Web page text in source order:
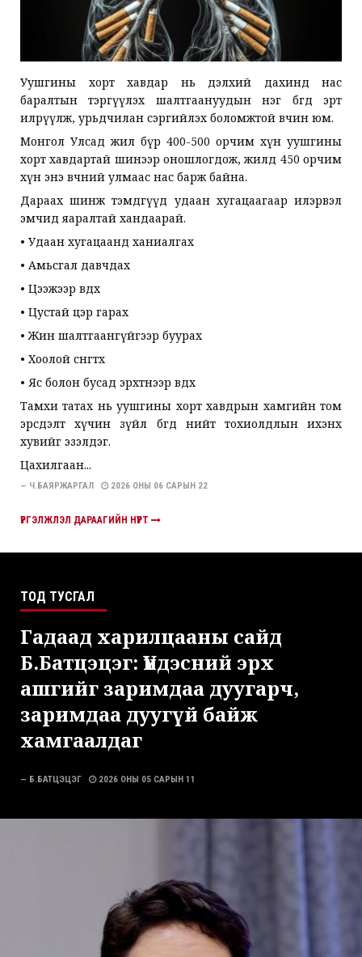
Уушгины хорт хавдар нь дэлхий дахинд нас
баралтын тэргүүлэх шалтгаануудын нэг бөгөөд эрт
илрүүлж, урьдчилан сэргийлэх боломжтой өвчин юм.
Монгол Улсад жил бүр 400-500 орчим хүн уушгины
хорт хавдартай шинээр оношлогдож, жилд 450 орчим
хүн энэ өвчний улмаас нас барж байна.
Дараах шинж тэмдгүүд удаан хугацаагаар илэрвэл
эмчид яаралтай хандаарай.
• Удаан хугацаанд ханиалгах
• Амьсгал давчдах
• Цээжээр өвдөх
• Цустай цэр гарах
• Жин шалтгаангүйгээр буурах
• Хоолой сөөнгөтөх
• Яс болон бусад эрхтнээр өвдөх
Тамхи татах нь уушгины хорт хавдрын хамгийн том
эрсдэлт хүчин зүйл бөгөөд нийт тохиолдлын ихэнх
хувийг эзэлдэг.
Цахилгаан...
— Ч.БАЯРЖАРГАЛ 2026 ОНЫ 06 САРЫН 22
ҮРГЭЛЖЛЭЛ ДАРААГИЙН НҮҮРТ
ТОД ТУСГАЛ
Гадаад харилцааны сайд
Б.Батцэцэг: Үндэсний эрх
ашгийг заримдаа дуугарч,
заримдаа дуугүй байж
хамгаалдаг
— Б.БАТЦЭЦЭГ 2026 ОНЫ 05 САРЫН 11